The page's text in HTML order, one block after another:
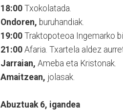
18:00 Txokolatada.
Ondoren, buruhandiak.
19:00 Traktopoteoa Ingemarko
21:00 Afaria. Txartela aldez
Jarraian, Ameba eta Kristonak.
Amaitzean, jolasak.
Abuztuak 6, igandea